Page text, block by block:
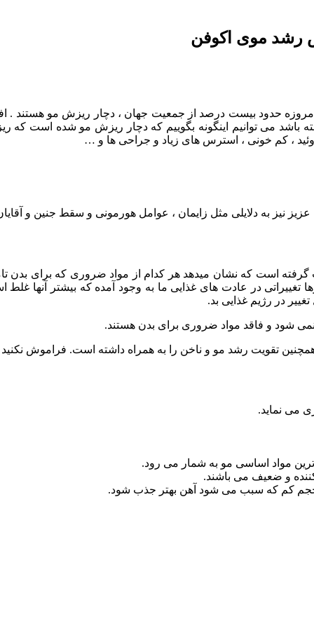
رشد موی اکوفن
حدود بیست درصد از جمعیت جهان ، دچار ریزش مو هستند .
داشته باشد می توانیم اینگونه بگوییم که دچار ریزش مو شده است
، کم خونی ، استرس های زیاد و جراحی ها و …
عزیز نیز به دلایلی مثل زایمان ، عوامل هورمونی و سقط جنین و
است که نشان میدهد هر کدام از مواد ضروری که برای بدن
تغییراتی در عادت های غذایی ما به وجود آمده که بیشتر
در رژیم غذایی بد.
نمی شود و فاقد مواد ضروری برای بدن هستند.
تقویت رشد مو و ناخن را به همراه داشته است. فراموش
می نماید.
مواد اساسی مو به شمار می رود.
و ضعیف می باشند.
حجم کم که سبب می شود آهن بهتر جذب شود.